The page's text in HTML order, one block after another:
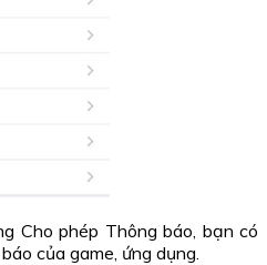
Cho phép Thông báo, bạn có
của game, ứng dụng.